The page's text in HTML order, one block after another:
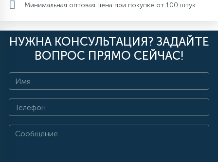
Минимальная оптовая цена при покупке от 100 штук
НУЖНА КОНСУЛЬТАЦИЯ? ЗАДАЙТЕ
ВОПРОС ПРЯМО СЕЙЧАС!